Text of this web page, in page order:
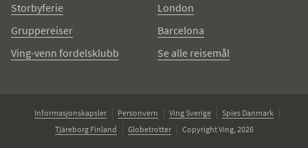
Storbyferie
Gruppereiser
Ving-venn fordelsklubb
London
Barcelona
Se alle reisemål
Informasjonskapsler Personvern Ving Sverige
Spies Danmark
Tjäreborg Finland
Globetrotter Copyright Ving, 2026